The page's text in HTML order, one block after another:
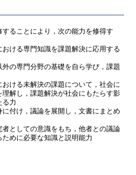
ることにより，次の能力を修得す
おける専門知識を課題解決に応用する
外の専門分野の基礎を自ら学び，課題
おける未解決の課題について，社会に
解し，課題解決が社会にもたらす影
る力
に付け，議論を展開し，文書にまとめ
者としての意識をもち，他者との議論
めに必要な知識と説明能力